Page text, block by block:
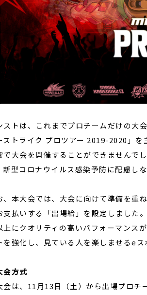
ストは、これまでプロチームだけの大
ストライク プロツアー 2019-2020」
で大会を開催することができませんで
新型コロナウイルス感染予防に配慮し
、本大会では、大会に向けて準備を重
支払いする「出場給」を設定しました
上にクオリティの高いパフォーマンス
を強化し、見ている人を楽しませるeス
会方式
会は、11月13日（土）から出場プロチ